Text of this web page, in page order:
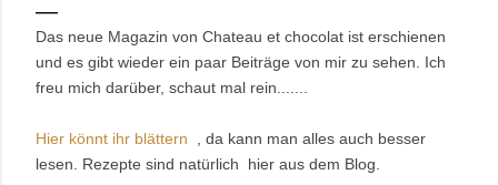
Das neue Magazin von Chateau et chocolat ist erschienen
und es gibt wieder ein paar Beiträge von mir zu sehen. Ich
freu mich darüber, schaut mal rein.......
Hier könnt ihr blättern , da kann man alles auch besser
lesen. Rezepte sind natürlich hier aus dem Blog.